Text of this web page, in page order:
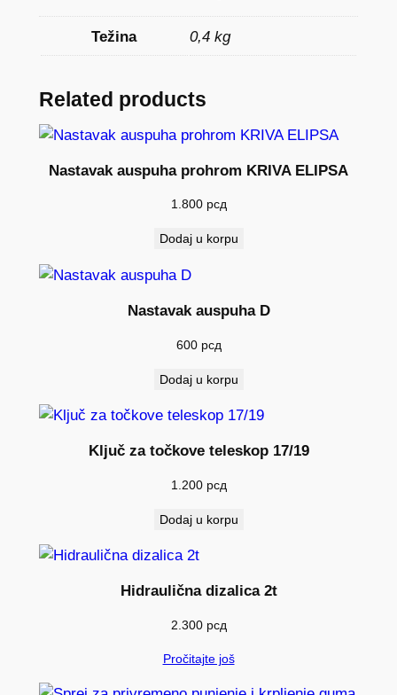
Težina 0,4 kg
Related products
Nastavak auspuha prohrom KRIVA ELIPSA
1.800 рсд
Dodaj u korpu
Nastavak auspuha D
600 рсд
Dodaj u korpu
Ključ za točkove teleskop 17/19
1.200 рсд
Dodaj u korpu
Hidraulična dizalica 2t
2.300 рсд
Pročitajte još